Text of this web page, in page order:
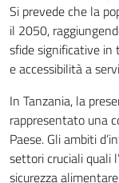
Si prevede che la
il 2050,
sfide significative in
e accessibilità a
In Tanzania, la
rappresentato una
Paese. Gli ambiti
settori cruciali quali
sicurezza